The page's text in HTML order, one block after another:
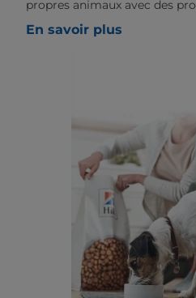
propres animaux avec des
En savoir plus